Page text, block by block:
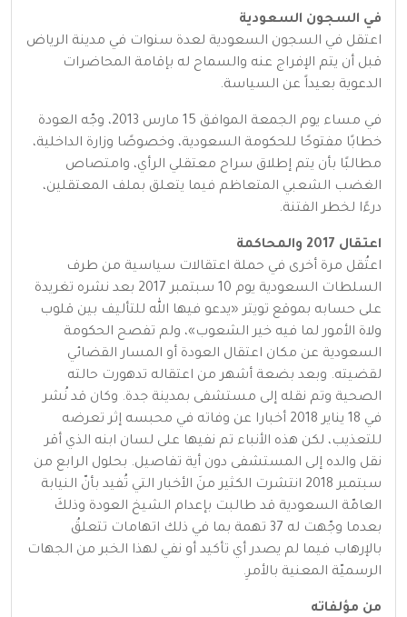
في السجون السعودية
اعتقل في السجون السعودية لعدة سنوات في مدينة الرياض
قبل أن يتم الإفراج عنه والسماح له بإقامة المحاضرات
الدعوية بعيداً عن السياسة.
في مساء يوم الجمعة الموافق 15 مارس 2013، وجّه العودة
خطابًا مفتوحًا للحكومة السعودية، وخصوصًا وزارة الداخلية،
مطالبًا بأن يتم إطلاق سراح معتقلي الرأي، وامتصاص
الغضب الشعبي المتعاظم فيما يتعلق بملف المعتقلين،
درءًا لخطر الفتنة.
اعتقال 2017 والمحاكمة
اعتُقل مرة أخرى في حملة اعتقالات سياسية من طرف
السلطات السعودية يوم 10 سبتمبر 2017 بعد نشره تغريدة
على حسابه بموقع تويتر «يدعو فيها الله للتأليف بين قلوب
ولاة الأمور لما فيه خير الشعوب»، ولم تفصح الحكومة
السعودية عن مكان اعتقال العودة أو المسار القضائي
لقضيته. وبعد بضعة أشهر من اعتقاله تدهورت حالته
الصحية وتم نقله إلى مستشفى بمدينة جدة. وكان قد نُشر
في 18 يناير 2018 أخبارا عن وفاته في محبسه إثر تعرضه
للتعذيب، لكن هذه الأنباء تم نفيها على لسان ابنه الذي أقر
نقل والده إلى المستشفى دون أية تفاصيل. بحلول الرابع من
سبتمبر 2018 انتشرت الكثير منَ الأخبار التي تُفيد بأنّ النيابة
العامّة السعودية قد طالبت بإعدام الشيخ العودة وذلكَ
بعدما وجّهت له 37 تهمة بما في ذلك اتهامات تتعلقُ
بالإرهاب فيما لم يصدر أي تأكيد أو نفي لهذا الخبر من الجهات
الرسميّة المعنية بالأمرِ.
من مؤلفاته